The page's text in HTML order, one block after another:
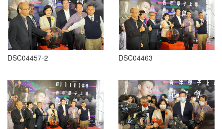
DSC04457-2 DSC04463